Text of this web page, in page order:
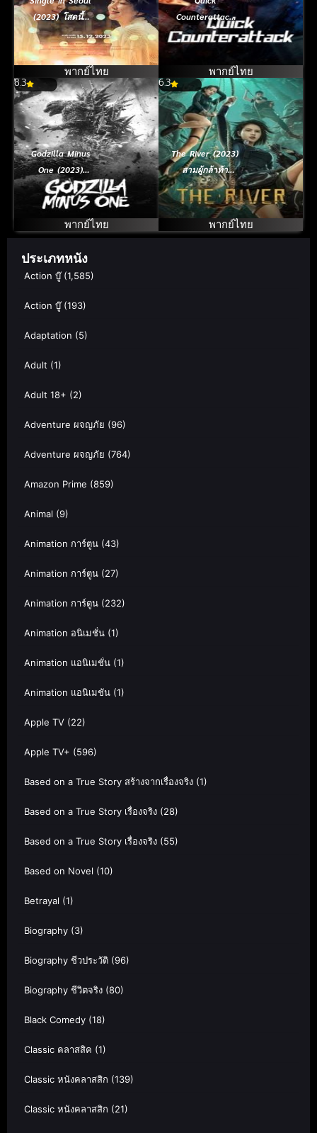
(2023) โสดนี้ที่
โซล
พากย์ไทย
Counterattack
(2023) ใส่สุดไม่
พากย์ไทย
8.3
Godzilla Minus
One (2023)
Minus Color
พากย์ไทย
6.3
The River (2023)
สามผู้กล้าท้า
แม่น้ำลับ
พากย์ไทย
ประเภทหนัง
Action บู๊(1,585)
Action บู๊(193)
Adaptation (5)
Adult (1)
Adult 18+ (2)
Adventure ผจญภัย (96)
Adventure ผจญภัย (764)
Amazon Prime (859)
Animal (9)
Animation การ์ตูน (43)
Animation การ์ตูน (27)
Animation การ์ตูน (232)
Animation อนิเมชั่น (1)
Animation แอนิเมชั่น (1)
Animation แอนิเมชัน (1)
Apple TV (22)
Apple TV+ (596)
Based on a True Story สร้างจากเรื่องจริง (1)
Based on a True Story เรื่องจริง (28)
Based on a True Story เรื่องจริง (55)
Based on Novel (10)
Betrayal (1)
Biography (3)
Biography ชีวประวัติ (96)
Biography ชีวิตจริง (80)
Black Comedy (18)
Classic คลาสสิค (1)
Classic หนังคลาสสิก (139)
Classic หนังคลาสสิก (21)